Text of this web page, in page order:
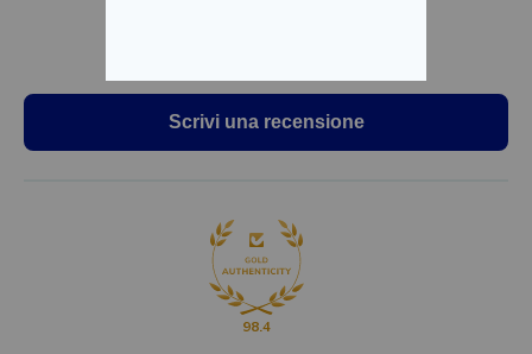
Scrivi una recensione
98.4